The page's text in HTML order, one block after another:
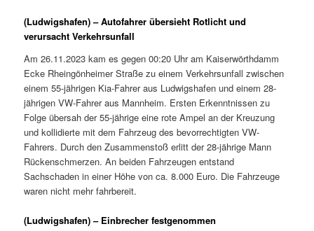
(Ludwigshafen) – Autofahrer übersieht Rotlicht und
verursacht Verkehrsunfall
Am 26.11.2023 kam es gegen 00:20 Uhr am Kaiserwörthdamm
Ecke Rheingönheimer Straße zu einem Verkehrsunfall zwischen
einem 55-jährigen Kia-Fahrer aus Ludwigshafen und einem 28-
jährigen VW-Fahrer aus Mannheim. Ersten Erkenntnissen zu
Folge übersah der 55-jährige eine rote Ampel an der Kreuzung
und kollidierte mit dem Fahrzeug des bevorrechtigten VW-
Fahrers. Durch den Zusammenstoß erlitt der 28-jährige Mann
Rückenschmerzen. An beiden Fahrzeugen entstand
Sachschaden in einer Höhe von ca. 8.000 Euro. Die Fahrzeuge
waren nicht mehr fahrbereit.
(Ludwigshafen) – Einbrecher festgenommen